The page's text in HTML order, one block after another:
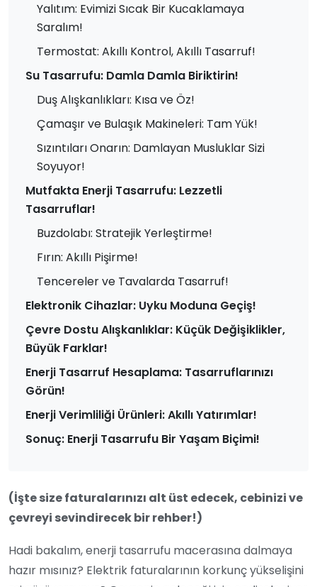
Yalıtım: Evimizi Sıcak Bir Kucaklamaya
Saralım!
Termostat: Akıllı Kontrol, Akıllı Tasarruf!
Su Tasarrufu: Damla Damla Biriktirin!
Duş Alışkanlıkları: Kısa ve Öz!
Çamaşır ve Bulaşık Makineleri: Tam Yük!
Sızıntıları Onarın: Damlayan Musluklar Sizi
Soyuyor!
Mutfakta Enerji Tasarrufu: Lezzetli
Tasarruflar!
Buzdolabı: Stratejik Yerleştirme!
Fırın: Akıllı Pişirme!
Tencereler ve Tavalarda Tasarruf!
Elektronik Cihazlar: Uyku Moduna Geçiş!
Çevre Dostu Alışkanlıklar: Küçük Değişiklikler,
Büyük Farklar!
Enerji Tasarruf Hesaplama: Tasarruflarınızı
Görün!
Enerji Verimliliği Ürünleri: Akıllı Yatırımlar!
Sonuç: Enerji Tasarrufu Bir Yaşam Biçimi!
(İşte size faturalarınızı alt üst edecek, cebinizi ve
çevreyi sevindirecek bir rehber!)
Hadi bakalım, enerji tasarrufu macerasına dalmaya
hazır mısınız? Elektrik faturalarının korkunç yükselişini